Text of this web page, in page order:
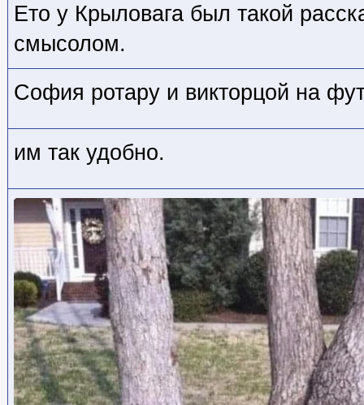
Ето у Крыловага был такой
смысолом.
София ротару и викторцой на
им так удобно.